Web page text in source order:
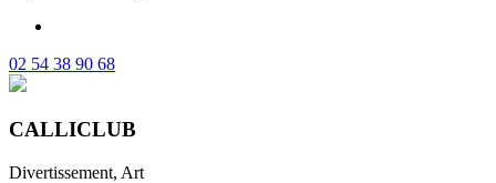
02 54 38 90 68
CALLICLUB
Divertissement, Art